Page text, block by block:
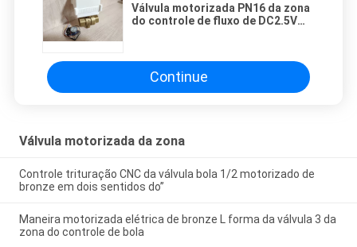
Válvula motorizada PN16 da zona
do controle de fluxo de DC2.5V
Continue
Válvula motorizada da zona
Controle trituração CNC da válvula bola 1/2 motorizado de
bronze em dois sentidos do”
Maneira motorizada elétrica de bronze L forma da válvula 3 da
zona do controle de bola